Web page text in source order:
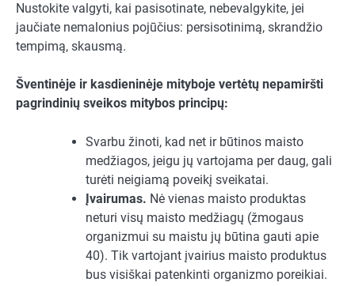
Nustokite valgyti, kai pasisotinate, nebevalgykite, jei
jaučiate nemalonius pojūčius: persisotinimą, skrandžio
tempimą, skausmą.
Šventinėje ir kasdieninėje mityboje vertėtų nepamiršti
pagrindinių sveikos mitybos principų:
Svarbu žinoti, kad net ir būtinos maisto
medžiagos, jeigu jų vartojama per daug, gali
turėti neigiamą poveikį sveikatai.
Įvairumas. Nė vienas maisto produktas
neturi visų maisto medžiagų (žmogaus
organizmui su maistu jų būtina gauti apie
40). Tik vartojant įvairius maisto produktus
bus visiškai patenkinti organizmo poreikiai.